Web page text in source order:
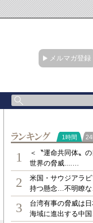
メルマガ登録
ラ
1時間
1
＜〝運命共同体〟
世界の脅威....…
2
米国・サウジアラ
持つ懸念…不明瞭な
3
台湾有事の脅威は
海域に進出する中国